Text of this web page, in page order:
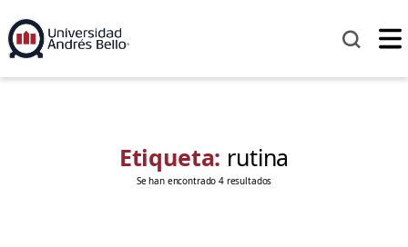
Etiqueta: rutina
Se han encontrado 4 resultados